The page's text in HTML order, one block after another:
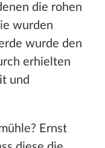
die rohen
wurden
wurde den
erhielten
und
Ernst